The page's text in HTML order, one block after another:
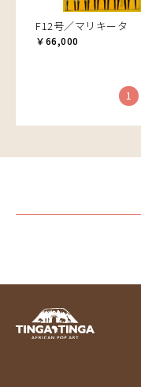
F12号／マリキータ
￥66,000
1